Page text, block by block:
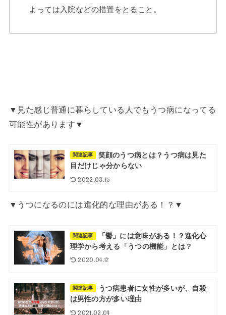
よっては入院などの措置をとること。
▼見た感じ普通に暮らしている人でもうつ病になってる
可能性があります▼
関連記事
笑顔のうつ病とは？うつ病は見た
目だけじゃ分からない
2022.03.15
▼うつになるのには進化的な理由がある！？▼
関連記事
「鬱」には意味がある！？進化心
理学から考える「うつの機能」とは？
2020.04.17
関連記事
うつ病患者に女性が多いが、自殺
は男性の方が多い理由
2021.02.04